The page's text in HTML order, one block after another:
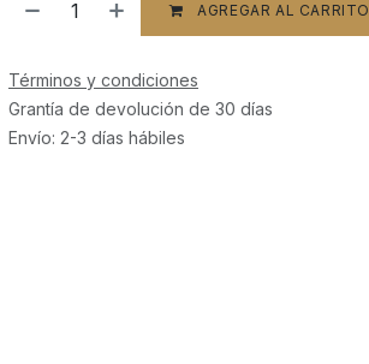
AGREGAR AL CARRITO
Términos y condiciones
Grantía de devolución de 30 días
Envío: 2-3 días hábiles